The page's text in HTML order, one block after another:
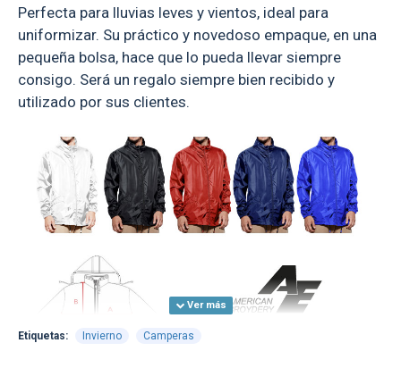
Perfecta para lluvias leves y vientos, ideal para
uniformizar. Su práctico y novedoso empaque, en una
pequeña bolsa, hace que lo pueda llevar siempre
consigo. Será un regalo siempre bien recibido y
utilizado por sus clientes.
Etiquetas: Invierno Camperas